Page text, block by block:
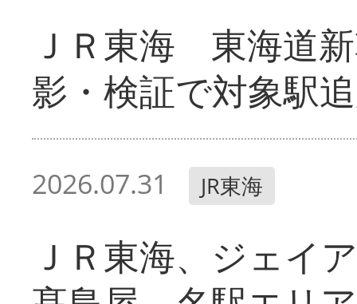
ＪＲ東海 東海道
影・検証で対象駅
2026.07.31 JR東海
ＪＲ東海、ジェイ